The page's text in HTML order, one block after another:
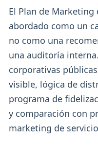
El Plan de
abordado como un
no como una
una auditoría
corporativas
visible, lógica de
programa de
y comparación con
marketing de